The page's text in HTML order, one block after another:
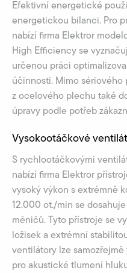
Efektivní energetické
energetickou bilanci. Pro
nabízí firma Elektror
High Efficiency se
určenou práci
účinnosti. Mimo
z ocelového plechu také
úpravy podle potřeb
Vysokootáčkové
S rychlootáčkovými
nabízí firma Elektror
vysoký výkon s extrémně
12.000 ot./min se
měničů. Tyto přístroje se
ložisek a extrémní
ventilátory lze
pro akustické tlumení